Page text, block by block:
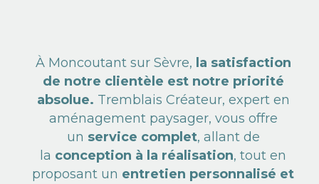
À Moncoutant sur Sèvre, la satisfaction
de notre clientèle est notre priorité
absolue. Tremblais Créateur, expert en
aménagement paysager, vous offre
un service complet, allant de
la conception à la réalisation, tout en
proposant un entretien personnalisé et